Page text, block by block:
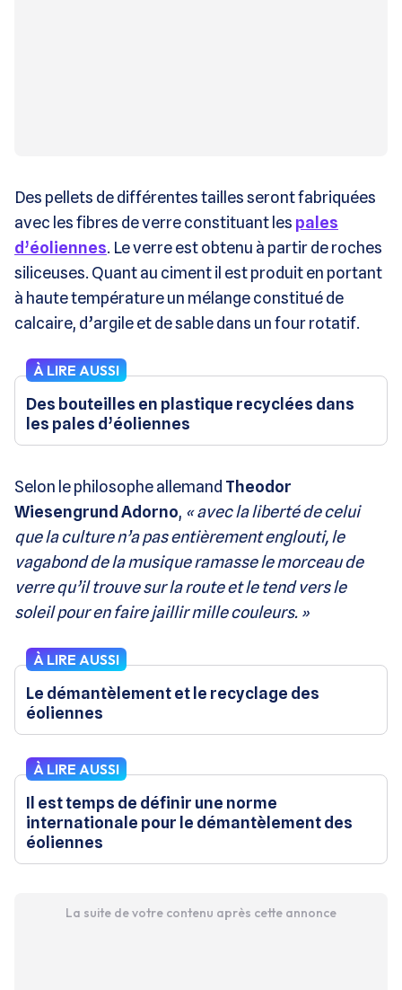
Des pellets de différentes tailles seront fabriquées
avec les fibres de verre constituant les pales
d’éoliennes. Le verre est obtenu à partir de roches
siliceuses. Quant au ciment il est produit en portant
à haute température un mélange constitué de
calcaire, d’argile et de sable dans un four rotatif.
À LIRE AUSSI
Des bouteilles en plastique recyclées dans
les pales d’éoliennes
Selon le philosophe allemand Theodor
Wiesengrund Adorno, « avec la liberté de celui
que la culture n’a pas entièrement englouti, le
vagabond de la musique ramasse le morceau de
verre qu’il trouve sur la route et le tend vers le
soleil pour en faire jaillir mille couleurs. »
À LIRE AUSSI
Le démantèlement et le recyclage des
éoliennes
À LIRE AUSSI
Il est temps de définir une norme
internationale pour le démantèlement des
éoliennes
La suite de votre contenu après cette annonce